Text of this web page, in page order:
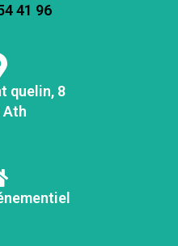
41 96
quelin, 8
Ath